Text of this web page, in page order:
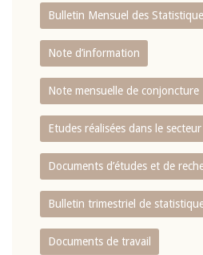
Bulletin Mensuel des
Note d’information
Note mensuelle de conjoncture
Etudes réalisées dans le
Documents d’études et de
Bulletin trimestriel de
Documents de travail